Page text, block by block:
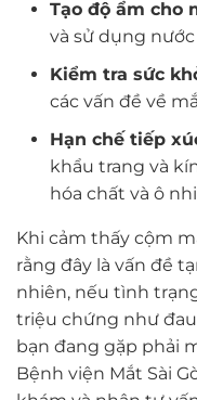
Tạo độ ẩm cho
và sử dụng
Kiểm tra sức
các vấn đề về
Hạn chế tiếp
khẩu trang và
hóa chất và ô
Khi cảm thấy cộm
rằng đây là vấn đề
nhiên, nếu tình
triệu chứng như
bạn đang gặp phải
Bệnh viện Mắt Sài